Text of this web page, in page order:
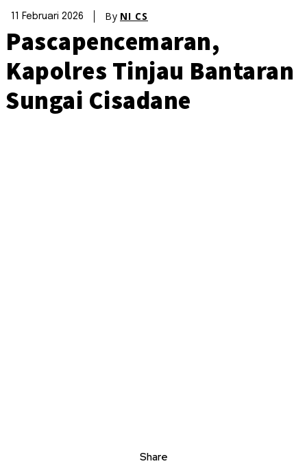
11 Februari 2026 By NI CS
Pascapencemaran,
Kapolres Tinjau Bantaran
Sungai Cisadane
Share